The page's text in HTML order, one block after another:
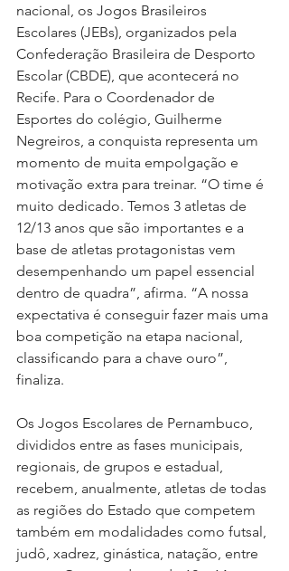
nacional, os Jogos Brasileiros
Escolares (JEBs), organizados pela
Confederação Brasileira de Desporto
Escolar (CBDE), que acontecerá no
Recife. Para o Coordenador de
Esportes do colégio, Guilherme
Negreiros, a conquista representa um
momento de muita empolgação e
motivação extra para treinar. “O time é
muito dedicado. Temos 3 atletas de
12/13 anos que são importantes e a
base de atletas protagonistas vem
desempenhando um papel essencial
dentro de quadra”, afirma. “A nossa
expectativa é conseguir fazer mais uma
boa competição na etapa nacional,
classificando para a chave ouro”,
finaliza.
Os Jogos Escolares de Pernambuco,
divididos entre as fases municipais,
regionais, de grupos e estadual,
recebem, anualmente, atletas de todas
as regiões do Estado que competem
também em modalidades como futsal,
judô, xadrez, ginástica, natação, entre